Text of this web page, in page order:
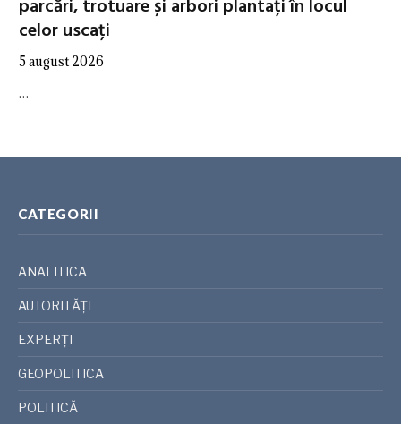
parcări, trotuare și arbori plantați în locul
celor uscați
5 august 2026
…
CATEGORII
ANALITICA
AUTORITĂȚI
EXPERȚI
GEOPOLITICA
POLITICĂ